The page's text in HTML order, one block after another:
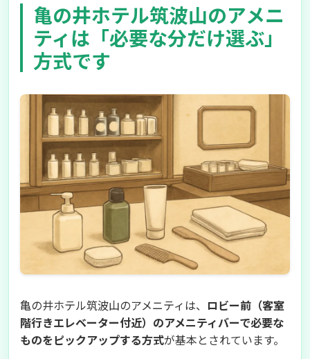
亀の井ホテル筑波山のアメニ
ティは「必要な分だけ選ぶ」
方式です
亀の井ホテル筑波山のアメニティは、 ロビー前（客室
階行きエレベーター付近）のアメニティバーで必要な
ものをピックアップする方式が基本とされています。